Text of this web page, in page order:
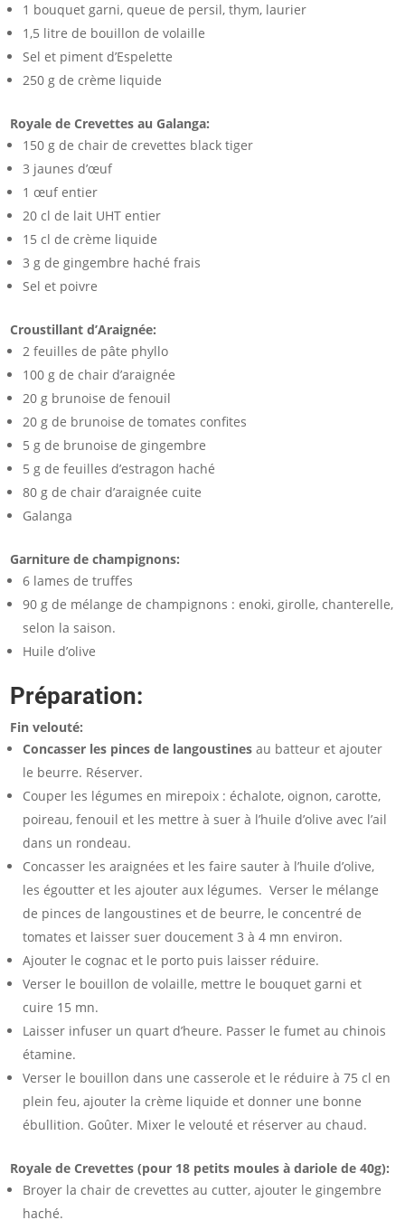
1 bouquet garni, queue de persil, thym, laurier
1,5 litre de bouillon de volaille
Sel et piment d’Espelette
250 g de crème liquide
Royale de Crevettes au Galanga:
150 g de chair de crevettes black tiger
3 jaunes d’œuf
1 œuf entier
20 cl de lait UHT entier
15 cl de crème liquide
3 g de gingembre haché frais
Sel et poivre
Croustillant d’Araignée:
2 feuilles de pâte phyllo
100 g de chair d’araignée
20 g brunoise de fenouil
20 g de brunoise de tomates confites
5 g de brunoise de gingembre
5 g de feuilles d’estragon haché
80 g de chair d’araignée cuite
Galanga
Garniture de champignons:
6 lames de truffes
90 g de mélange de champignons : enoki, girolle, chanterelle,
selon la saison.
Huile d’olive
Préparation:
Fin velouté:
Concasser les pinces de langoustines au batteur et ajouter
le beurre. Réserver.
Couper les légumes en mirepoix : échalote, oignon, carotte,
poireau, fenouil et les mettre à suer à l’huile d’olive avec l’ail
dans un rondeau.
Concasser les araignées et les faire sauter à l’huile d’olive,
les égoutter et les ajouter aux légumes. Verser le mélange
de pinces de langoustines et de beurre, le concentré de
tomates et laisser suer doucement 3 à 4 mn environ.
Ajouter le cognac et le porto puis laisser réduire.
Verser le bouillon de volaille, mettre le bouquet garni et
cuire 15 mn.
Laisser infuser un quart d’heure. Passer le fumet au chinois
étamine.
Verser le bouillon dans une casserole et le réduire à 75 cl en
plein feu, ajouter la crème liquide et donner une bonne
ébullition. Goûter. Mixer le velouté et réserver au chaud.
Royale de Crevettes (pour 18 petits moules à dariole de 40g):
Broyer la chair de crevettes au cutter, ajouter le gingembre
haché.